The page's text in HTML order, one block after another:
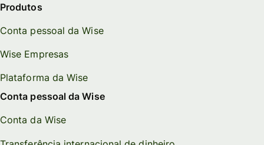
Produtos
Conta pessoal da Wise
Wise Empresas
Plataforma da Wise
Conta pessoal da Wise
Conta da Wise